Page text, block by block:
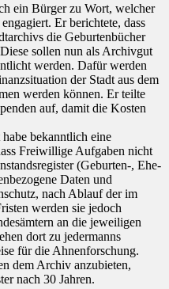
ein Bürger zu Wort, welcher
Er berichtete, dass
die Geburtenbücher
sollen nun als Archivgut
werden. Dafür werden
der Stadt aus dem
werden können. Er teilte
auf, damit die Kosten
bekanntlich eine
Freiwillige Aufgaben nicht
(Geburten-, Ehe-
Daten und
nach Ablauf der im
werden sie jedoch
an die jeweiligen
dort zu jedermanns
für die Ahnenforschung.
dem Archiv anzubieten,
nach 30 Jahren.